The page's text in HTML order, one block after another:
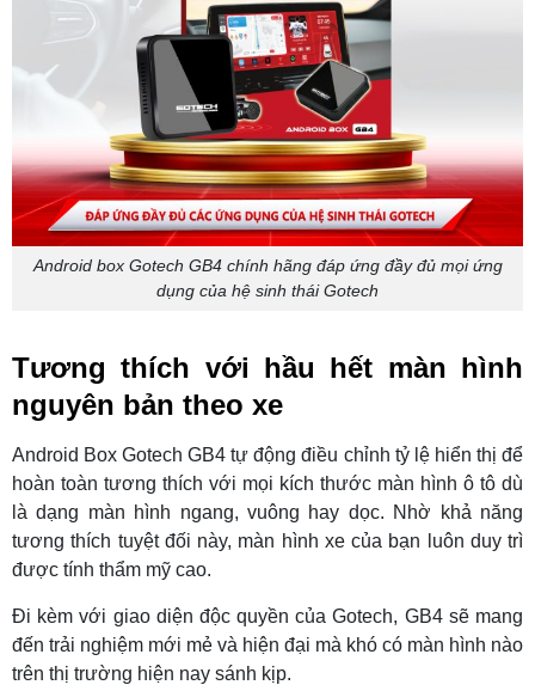
Android box Gotech GB4 chính hãng đáp ứng đầy đủ mọi ứng
dụng của hệ sinh thái Gotech
Tương thích với hầu hết màn hình
nguyên bản theo xe
Android Box Gotech GB4 tự động điều chỉnh tỷ lệ hiển thị để
hoàn toàn tương thích với mọi kích thước màn hình ô tô dù
là dạng màn hình ngang, vuông hay dọc. Nhờ khả năng
tương thích tuyệt đối này, màn hình xe của bạn luôn duy trì
được tính thẩm mỹ cao.
Đi kèm với giao diện độc quyền của Gotech, GB4 sẽ mang
đến trải nghiệm mới mẻ và hiện đại mà khó có màn hình nào
trên thị trường hiện nay sánh kịp.